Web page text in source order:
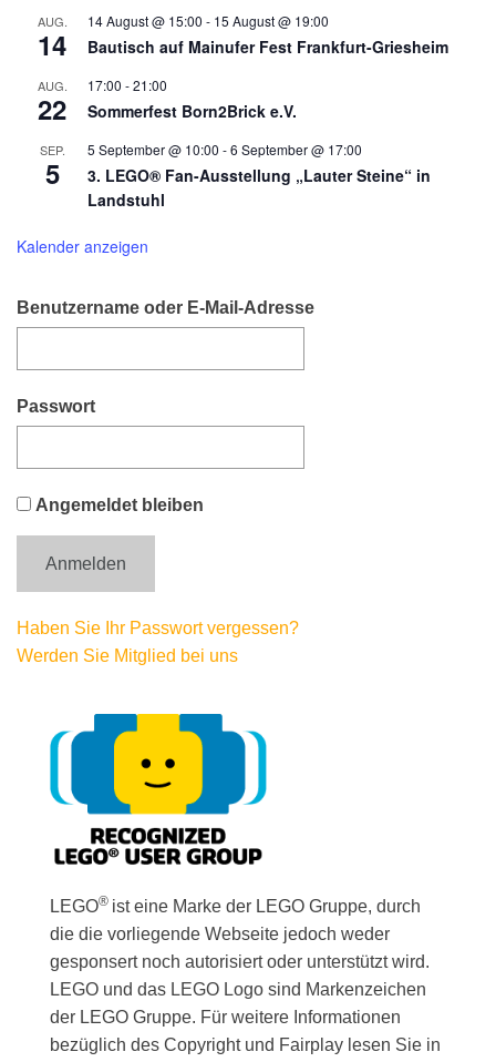
AUG.
14
14 August @ 15:00 - 15 August @ 19:00
Bautisch auf Mainufer Fest Frankfurt-Griesheim
AUG.
22
17:00 -21:00
Sommerfest Born2Brick e.V.
SEP.
5
5 September @ 10:00 -6 September @ 17:00
3. LEGO® Fan-Ausstellung „Lauter Steine“ in
Landstuhl
Kalender anzeigen
Benutzername oder E-Mail-Adresse
Passwort
Angemeldet bleiben
Haben Sie Ihr Passwort vergessen?
Werden Sie Mitglied bei uns
LEGO® ist eine Marke der LEGO Gruppe, durch
die die vorliegende Webseite jedoch weder
gesponsert noch autorisiert oder unterstützt wird.
LEGO und das LEGO Logo sind Markenzeichen
der LEGO Gruppe. Für weitere Informationen
bezüglich des Copyright und Fairplay lesen Sie in